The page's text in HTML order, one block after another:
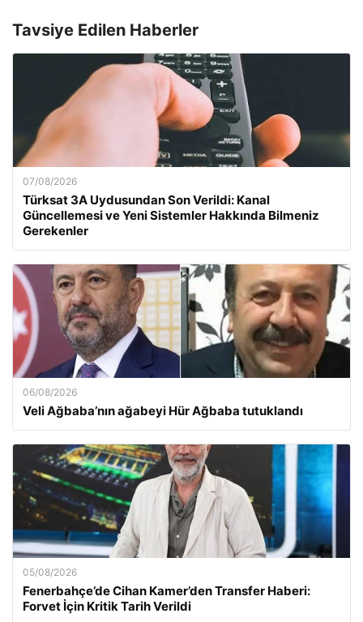
Tavsiye Edilen Haberler
07/08/2026
Türksat 3A Uydusundan Son Verildi: Kanal
Güncellemesi ve Yeni Sistemler Hakkında Bilmeniz
Gerekenler
06/08/2026
Veli Ağbaba’nın ağabeyi Hür Ağbaba tutuklandı
05/08/2026
Fenerbahçe’de Cihan Kamer’den Transfer Haberi:
Forvet İçin Kritik Tarih Verildi